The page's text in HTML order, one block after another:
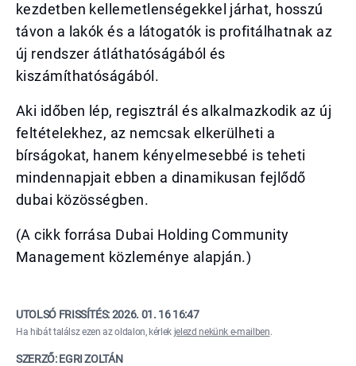
kezdetben kellemetlenségekkel járhat, hosszú
távon a lakók és a látogatók is profitálhatnak az
új rendszer átláthatóságából és
kiszámíthatóságából.
Aki időben lép, regisztrál és alkalmazkodik az új
feltételekhez, az nemcsak elkerülheti a
bírságokat, hanem kényelmesebbé is teheti
mindennapjait ebben a dinamikusan fejlődő
dubai közösségben.
(A cikk forrása Dubai Holding Community
Management közleménye alapján.)
UTOLSÓ FRISSÍTÉS:2026. 01. 16 16:47
Ha hibát találsz ezen az oldalon, kérlek jelezd nekünk e-mailben.
SZERZŐ: EGRI ZOLTÁN